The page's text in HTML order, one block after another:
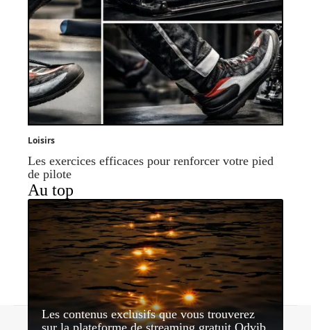
Loisirs
Les exercices efficaces pour renforcer votre pied
de pilote
Au top
Les contenus exclusifs que vous trouverez
sur la plateforme de streaming gratuit Odvib
Contact Mentions légales Sitemap